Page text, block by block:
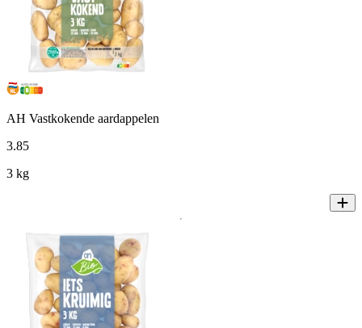
AH Vastkokende aardappelen
3.85
3 kg